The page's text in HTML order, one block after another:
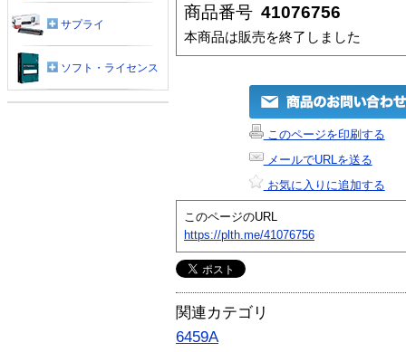
商品番号 41076756
本商品は販売を終了しました
このページを印刷する
メールでURLを送る
お気に入りに追加する
このページのURL
https://plth.me/41076756
関連カテゴリ
6459A
サプライ
ソフト・ライセンス